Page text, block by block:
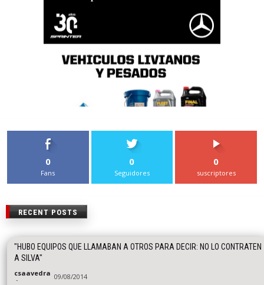
0
Fans
0
Seguidores
0
suscriptores
RECENT POSTS
"HUBO EQUIPOS QUE LLAMABAN A OTROS PARA DECIR: NO LO CONTRATEN
A SILVA"
csaavedra
- 09/08/2014